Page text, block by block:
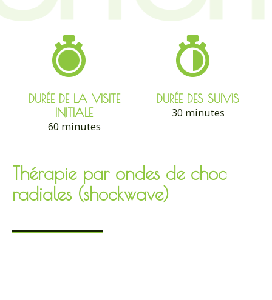
DURÉE DE LA VISITE
INITIALE
60 minutes
DURÉE DES SUIVIS
30 minutes
Thérapie par ondes de choc
radiales (shockwave)